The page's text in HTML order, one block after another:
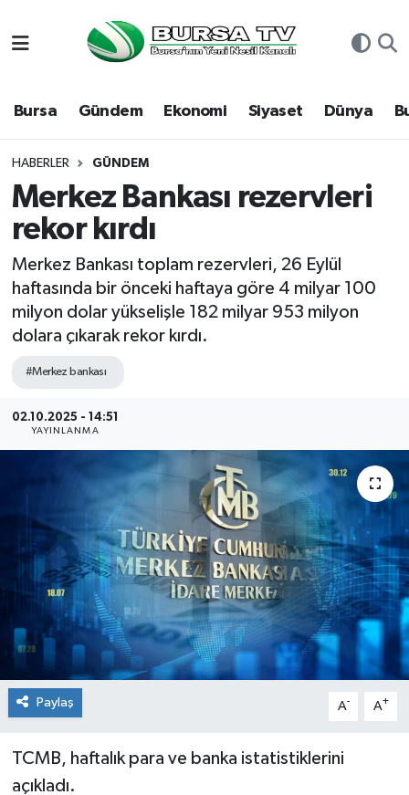
Bursa Gündem Ekonomi Siyaset Dünya
HABERLER GÜNDEM
Merkez Bankası rezervleri
rekor kırdı
Merkez Bankası toplam rezervleri, 26 Eylül
haftasında bir önceki haftaya göre 4 milyar 100
milyon dolar yükselişle 182 milyar 953 milyon
dolara çıkarak rekor kırdı.
#Merkez bankası
02.10.2025 - 14:51
YAYINLANMA
Paylaş A- A+
TCMB, haftalık para ve banka istatistiklerini
açıkladı.
Bursa
Dünya
Eğitim
Ekonomi
Genel
Gündem
Spor
Teknoloji
Türkiye
Hava Durumu
Namaz Vakitleri
Trafik Durumu
Süper Lig Puan Durumu ve Fikstür
Tüm Manşetler
Son Dakika Haberleri